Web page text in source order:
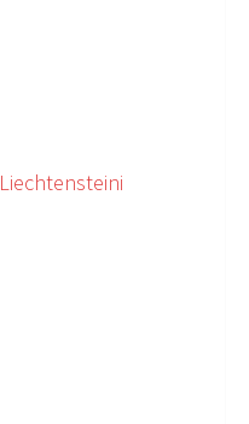
Liechtensteini